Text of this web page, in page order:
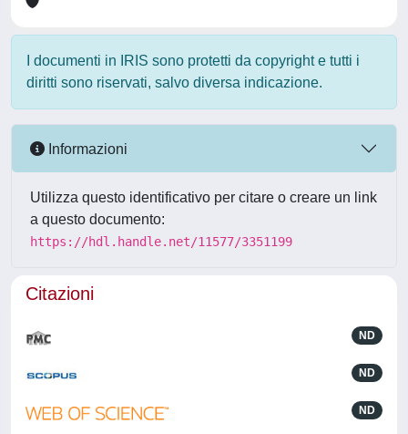
I documenti in IRIS sono protetti da copyright e tutti i
diritti sono riservati, salvo diversa indicazione.
Informazioni
Utilizza questo identificativo per citare o creare un link
a questo documento:
https://hdl.handle.net/11577/3351199
Citazioni
ND
ND
ND